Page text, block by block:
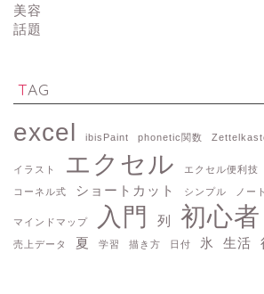
美容
話題
TAG
excel ibisPaint phonetic関数
イラスト エクセル エクセル便利技
コーネル式 ショートカット シンプル ノート
マインドマップ 入門 列 初心者
売上データ 夏 学習 描き方 日付 氷 生活